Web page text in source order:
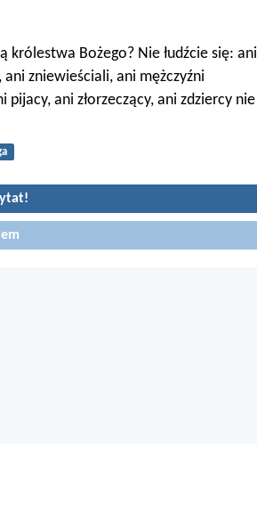
królestwa Bożego? Nie łudźcie się: ani
ani zniewieściali, ani mężczyźni
pijacy, ani złorzeczący, ani zdziercy nie